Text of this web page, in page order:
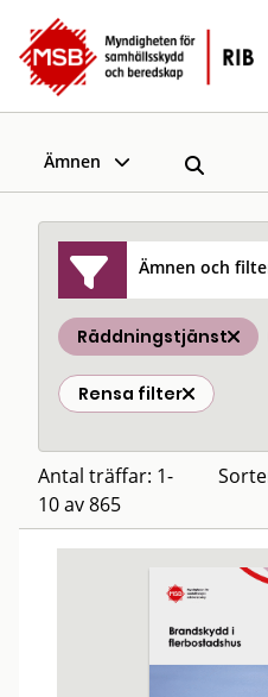
Ämnen
Ämnen och
Räddningstjänst
Rensa filter
Antal träffar: 1-
10 av 865